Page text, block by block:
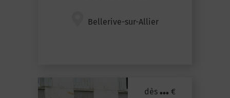
Bellerive-sur-Allier
dès ... €